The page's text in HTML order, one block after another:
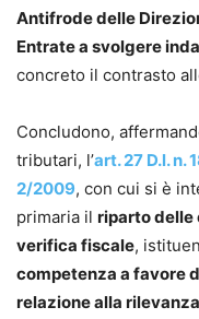
Antifrode delle
Entrate a svolgere
concreto il contrasto
Concludono,
tributari, l’art. 27 D.l. n.
2/2009, con cui si è
primaria il riparto delle
verifica fiscale,
competenza a favore
relazione alla